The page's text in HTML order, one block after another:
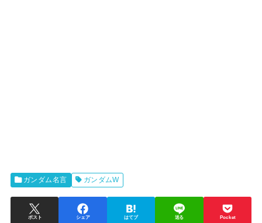
ガンダム名言 ガンダムW
ポスト シェア はてブ 送る Pocket